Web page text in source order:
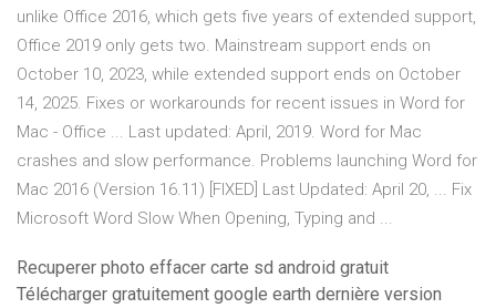
unlike Office 2016, which gets five years of extended support,
Office 2019 only gets two. Mainstream support ends on
October 10, 2023, while extended support ends on October
14, 2025. Fixes or workarounds for recent issues in Word for
Mac - Office ... Last updated: April, 2019. Word for Mac
crashes and slow performance. Problems launching Word for
Mac 2016 (Version 16.11) [FIXED] Last Updated: April 20, ... Fix
Microsoft Word Slow When Opening, Typing and ...
Recuperer photo effacer carte sd android gratuit
Télécharger gratuitement google earth dernière version